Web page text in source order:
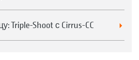
Triple-Shoot с Cirrus-CC